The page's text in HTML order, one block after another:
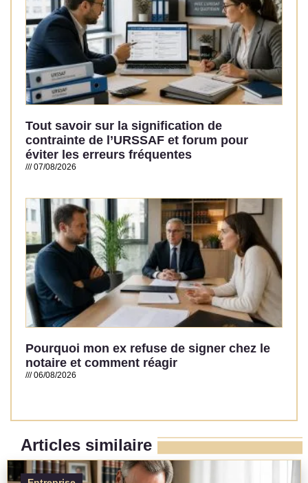
Tout savoir sur la signification de
contrainte de l’URSSAF et forum pour
éviter les erreurs fréquentes
07/08/2026
Pourquoi mon ex refuse de signer chez le
notaire et comment réagir
06/08/2026
Articles similaire